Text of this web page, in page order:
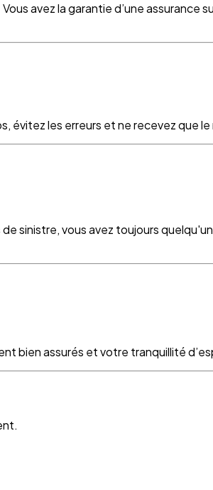
avez la garantie d’une assurance
évitez les erreurs et ne recevez que le
sinistre, vous avez toujours
bien assurés et votre tranquillité